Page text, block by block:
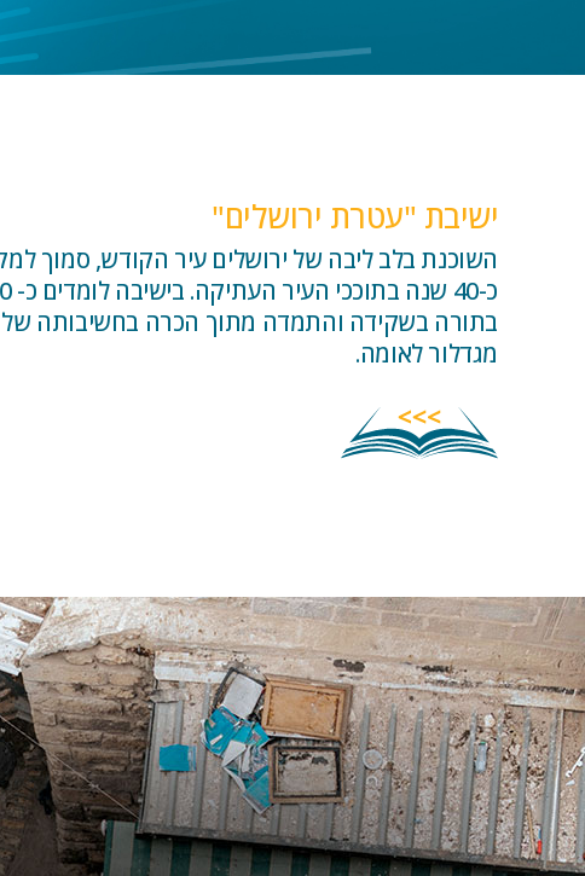
ישיבת "עטרת ירושלים"
השוכנת בלב ליבה של ירושלים עיר הקודש, סמוך
בתורה בשקידה והתמדה מתוך הכרה בחשיבותה של
מגדלור לאומה.